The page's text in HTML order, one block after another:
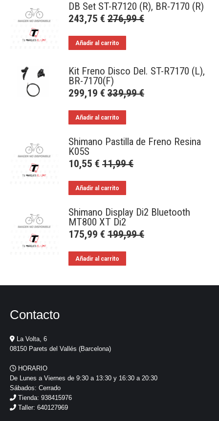
DB Set ST-R7120 (R), BR-7170 (R)
243,75 € 276,99€
Añadir al carrito
Kit Freno Disco Del. ST-R7170 (L),
BR-7170(F)
299,19 € 339,99€
Añadir al carrito
Shimano Pastilla de Freno Resina
K05S
10,55 € 11,99€
Añadir al carrito
Shimano Display Di2 Bluetooth
MT800 XT Di2
175,99 € 199,99€
Añadir al carrito
Contacto
La Volta, 6
08150 Parets del Vallés (Barcelona)
HORARIO
De Lunes a Viernes de 9:30 a 13:30 y 16:30 a 20:30
Sábados: Cerrado
Tienda: 938415976
Taller: 640127969